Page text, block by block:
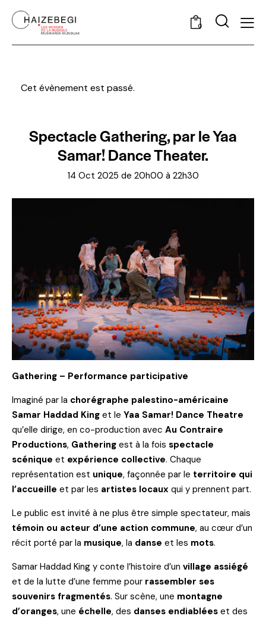
0
Cet évènement est passé.
Spectacle Gathering, par le Yaa
Samar! Dance Theater.
14 Oct 2025 de 20h00 à 22h30
Gathering – Performance participative
Imaginé par la chorégraphe palestino-américaine
Samar Haddad King et le Yaa Samar! Dance Theatre
qu’elle dirige, en co-production avec Au Contraire
Productions, Gathering est à la fois spectacle
scénique et expérience collective. Chaque
représentation est unique, façonnée par le territoire qui
l’accueille et par les artistes locaux qui y prennent part.
Le public est invité à ne plus être simple spectateur, mais
témoin ou acteur d’une action commune, au cœur d’un
récit porté par la musique, la danse et les mots.
Samar Haddad King y conte l’histoire d’un village assiégé
et de la lutte d’une femme pour rassembler ses
souvenirs fragmentés. Sur scène, une montagne
d’oranges, une échelle, des danses endiablées et des